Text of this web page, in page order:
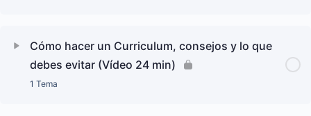
Cómo hacer un Curriculum, consejos y lo que
debes evitar (Vídeo 24 min)
1 Tema